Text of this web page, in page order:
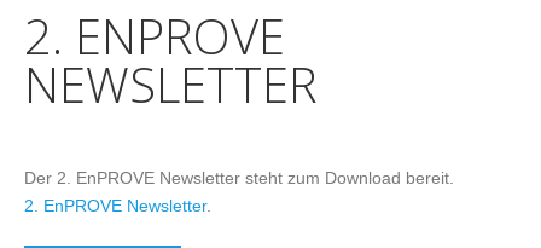
2. ENPROVE
NEWSLETTER
Der 2. EnPROVE Newsletter steht zum Download bereit.
2. EnPROVE Newsletter.